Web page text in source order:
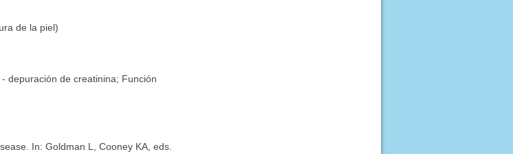
de la piel)
depuración de creatinina; Función
In: Goldman L, Cooney KA, eds.